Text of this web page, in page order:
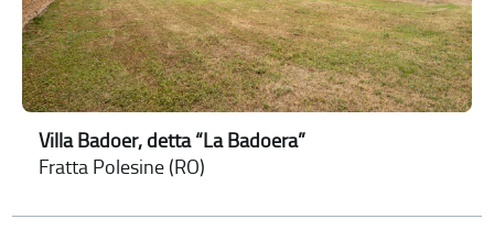
Villa Badoer, detta “La Badoera”
Fratta Polesine (RO)